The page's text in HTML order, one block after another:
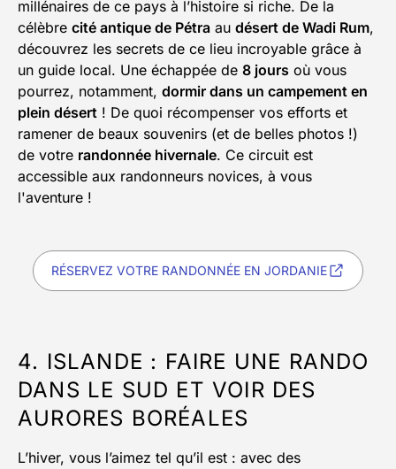
millénaires de ce pays à l’histoire si riche. De la
célèbre cité antique de Pétra au désert de Wadi Rum,
découvrez les secrets de ce lieu incroyable grâce à
un guide local. Une échappée de 8 jours où vous
pourrez, notamment, dormir dans un campement en
plein désert ! De quoi récompenser vos efforts et
ramener de beaux souvenirs (et de belles photos !)
de votre randonnée hivernale. Ce circuit est
accessible aux randonneurs novices, à vous
l'aventure !
RÉSERVEZ VOTRE RANDONNÉE EN JORDANIE
4. ISLANDE : FAIRE UNE RANDO
DANS LE SUD ET VOIR DES
AURORES BORÉALES
L’hiver, vous l’aimez tel qu’il est : avec des